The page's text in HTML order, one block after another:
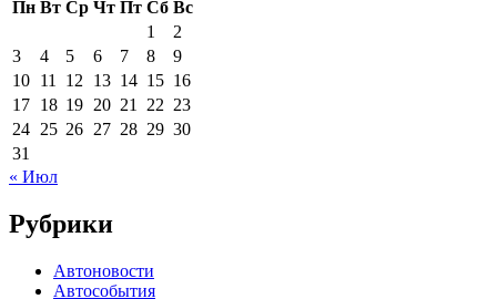
Пн Вт Ср Чт Пт Сб Вс
1
2
3
4 5 6 7 8
9
10 11 12 13 14 15 16
17 18 19 20 21 22 23
24 25 26 27 28 29 30
31
« Июл
Рубрики
Автоновости
Автособытия